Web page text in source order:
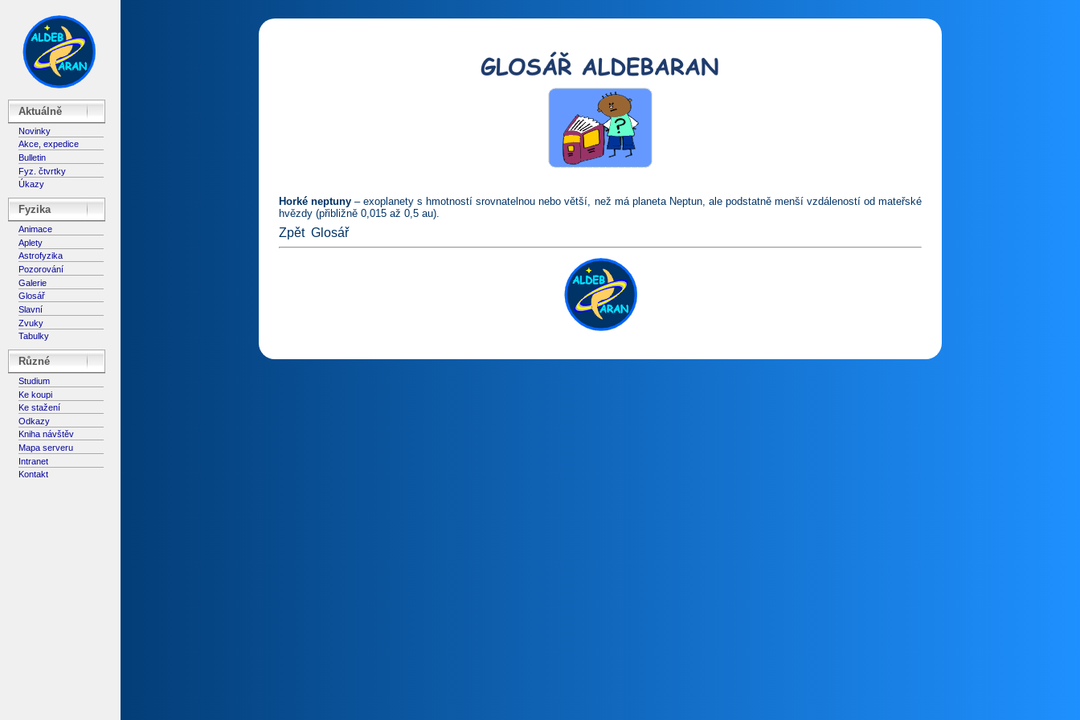
Aktuálně
Novinky
Akce, expedice
Bulletin
Fyz. čtvrtky
Úkazy
Fyzika
Animace
Aplety
Astrofyzika
Pozorování
Galerie
Glosář
Slavní
Zvuky
Tabulky
Různé
Studium
Ke koupi
Ke stažení
Odkazy
Kniha návštěv
Mapa serveru
Intranet
Kontakt
Horké neptuny – exoplanety s hmotností srovnatelnou nebo větší, než má planeta Neptun, ale podstatně menší vzdáleností od mateřské
hvězdy (přibližně 0,015 až 0,5 au).
Zpět Glosář